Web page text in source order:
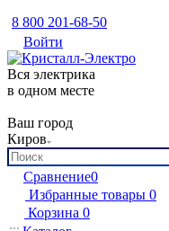
8 800 201-68-50
Войти
Вся электрика
в одном месте
Ваш город
Киров
Сравнение0
Избранные товары 0
Корзина 0